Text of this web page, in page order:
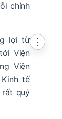
chính
lợi từ
Viện
Viện
tế
rất quý
⋮